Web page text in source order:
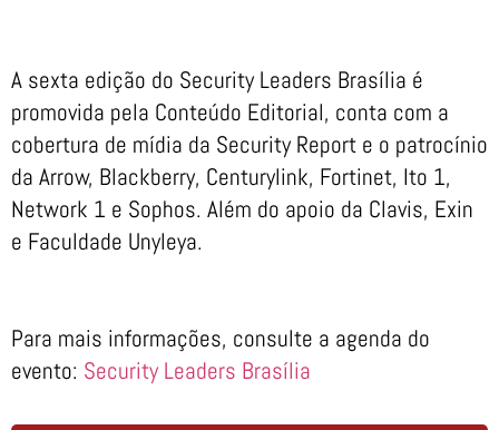
A sexta edição do Security Leaders Brasília é
promovida pela Conteúdo Editorial, conta com a
cobertura de mídia da Security Report e o patrocínio
da Arrow, Blackberry, Centurylink, Fortinet, Ito 1,
Network 1 e Sophos. Além do apoio da Clavis, Exin
e Faculdade Unyleya.
Para mais informações, consulte a agenda do
evento: Security Leaders Brasília